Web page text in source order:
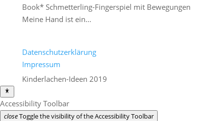
Book* Schmetterling-Fingerspiel mit Bewegungen
Meine Hand ist ein...
Datenschutzerklärung
Impressum
Kinderlachen-Ideen 2019
Accessibility Toolbar
closeToggle the visibility of the Accessibility Toolbar